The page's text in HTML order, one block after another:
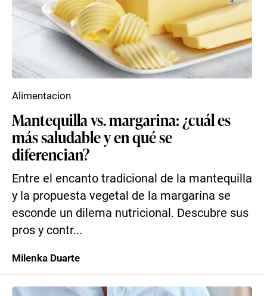
Mantequilla vs. margarina: ¿cuál es
más saludable y en qué se
diferencian?
Entre el encanto tradicional de la mantequilla
y la propuesta vegetal de la margarina se
esconde un dilema nutricional. Descubre sus
pros y contr...
Alimentacion
Milenka Duarte